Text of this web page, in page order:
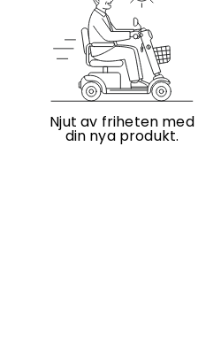
Njut av friheten med
din nya produkt.